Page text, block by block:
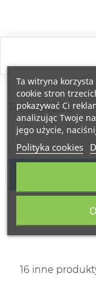
RECENZJE
NAPISZ
16 inne
Ta witryna
cookie stron
pokazywać Ci
analizując Twoje
jego użycie,
Polityka cookies